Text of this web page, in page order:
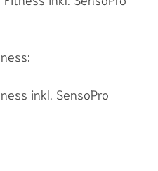
inkl. SensoPro